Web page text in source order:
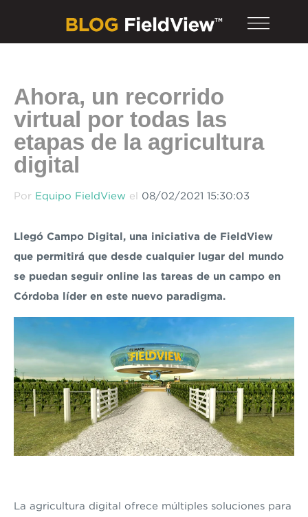
Ahora, un recorrido
virtual por todas las
etapas de la agricultura
digital
Por Equipo FieldView el 08/02/2021 15:30:03
Llegó Campo Digital, una iniciativa de FieldView
que permitirá que desde cualquier lugar del mundo
se puedan seguir online las tareas de un campo en
Córdoba líder en este nuevo paradigma.
La agricultura digital ofrece múltiples soluciones para